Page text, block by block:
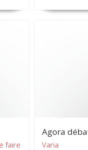
faire
Agora
Varia